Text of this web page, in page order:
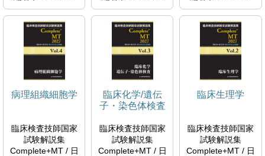
日本医歯薬研修協
会 臨床検査技師国
家試験対策課国家
試験問題解説書編
日本医歯薬研修協
成田 EA棟試験関
QY18.2-RIN
6M038047
日本医歯薬研修協
会 臨床検査技師国
家試験対策課国家
試験問題解説書編
集委員会編著
日本医歯薬研修協
成田 EA棟試験関
連図書(棚27・
QY18.2-RIN
6M038046
日本医歯薬研修協
会 臨床検査技師国
家試験対策課国家
試験問題解説書編
日本医歯薬研修協
成田 EA棟試験関
QY18.2-RIN
6M038045
病理組織細胞学
臨床検査技師国家
試験解説集
Complete+MT / 日
臨床化学/遺伝
子・染色体検査
臨床検査技師国家
試験解説集
Complete+MT / 日
臨床生理学
臨床検査技師国家
試験解説集
Complete+MT / 日